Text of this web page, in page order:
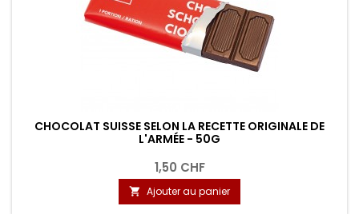
CHOCOLAT SUISSE SELON LA RECETTE ORIGINALE DE
L'ARMÉE - 50G
1,50 CHF
 Ajouter au panier